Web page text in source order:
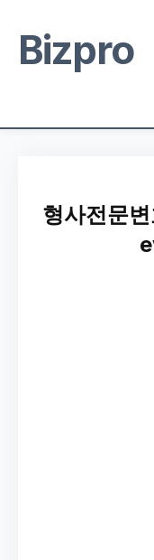
Bizpro
형사전문